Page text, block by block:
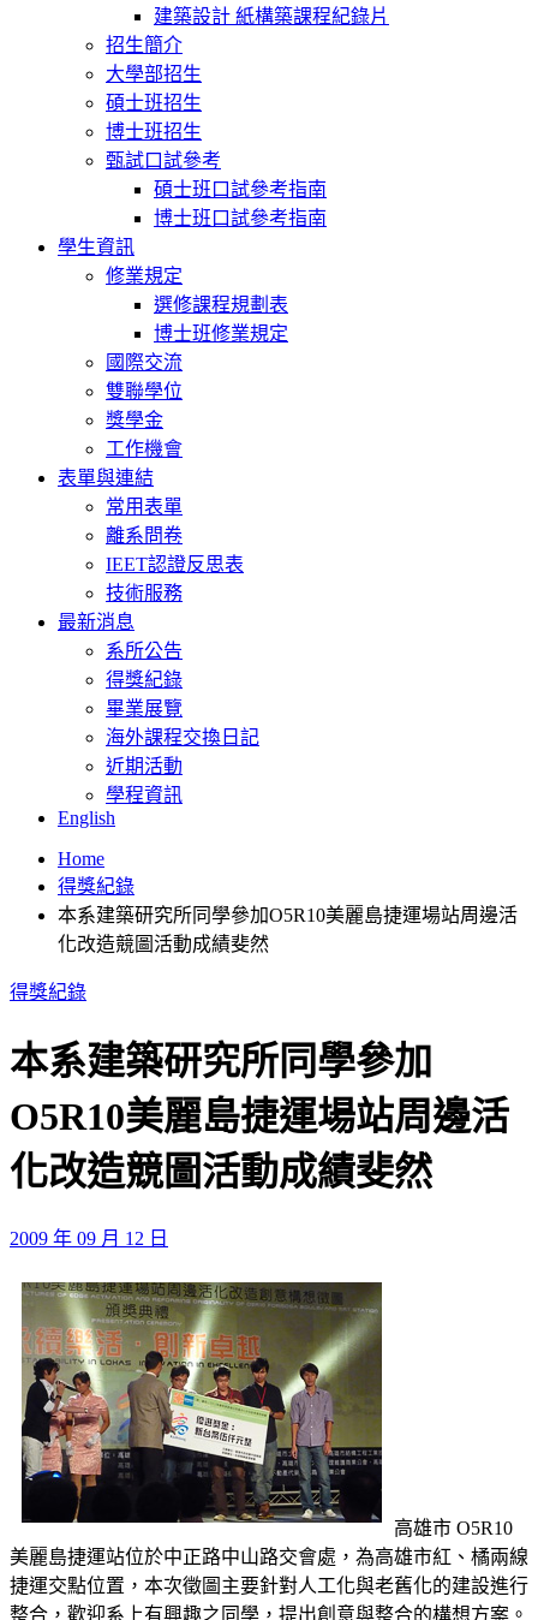
建築設計 紙構築課程紀錄片
招生簡介
大學部招生
碩士班招生
博士班招生
甄試口試參考
碩士班口試參考指南
博士班口試參考指南
學生資訊
修業規定
選修課程規劃表
博士班修業規定
國際交流
雙聯學位
獎學金
工作機會
表單與連結
常用表單
離系問卷
IEET認證反思表
技術服務
最新消息
系所公告
得獎紀錄
畢業展覽
海外課程交換日記
近期活動
學程資訊
English
Home
得獎紀錄
本系建築研究所同學參加O5R10美麗島捷運場站周邊活
化改造競圖活動成績斐然
得獎紀錄
本系建築研究所同學參加
O5R10美麗島捷運場站周邊活
化改造競圖活動成績斐然
2009 年 09 月 12 日
高雄市 O5R10
美麗島捷運站位於中正路中山路交會處，為高雄市紅、橘兩線
捷運交點位置，本次徵圖主要針對人工化與老舊化的建設進行
整合，歡迎系上有興趣之同學，提出創意與整合的構想方案。